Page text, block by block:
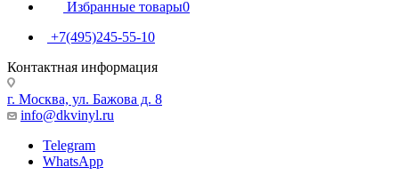
Избранные товары0
+7(495)245-55-10
Контактная информация
г. Москва, ул. Бажова д. 8
info@dkvinyl.ru
Telegram
WhatsApp